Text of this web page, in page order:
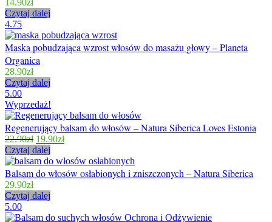
14.90zł
Czytaj dalej
4.75
Maska pobudzająca wzrost włosów do masażu głowy – Planeta
Organica
28.90zł
Czytaj dalej
5.00
Wyprzedaż!
Regenerujący balsam do włosów – Natura Siberica Loves Estonia
22.90zł 19.90zł
Czytaj dalej
Balsam do włosów osłabionych i zniszczonych – Natura Siberica
29.90zł
Czytaj dalej
5.00